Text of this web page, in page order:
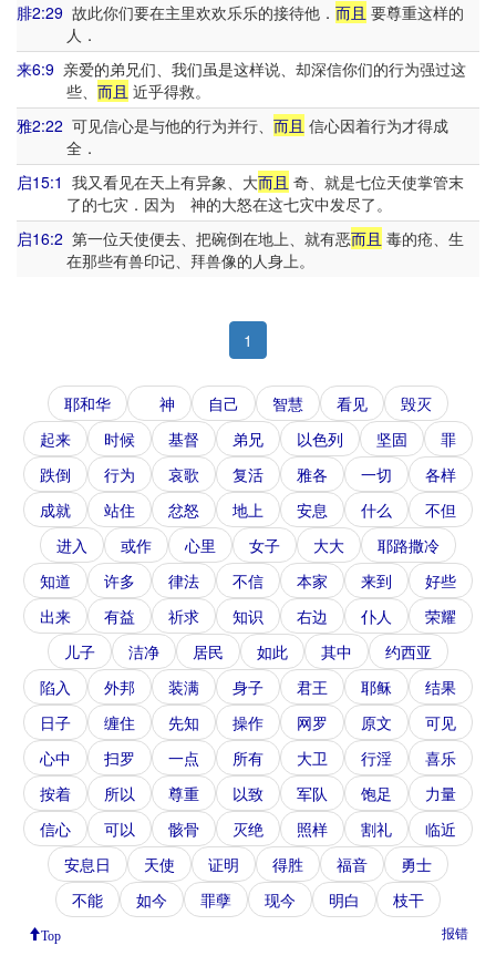
腓2:29 故此你们要在主里欢欢乐乐的接待他． 而且 要尊重这样的
人．
来6:9 亲爱的弟兄们、我们虽是这样说、却深信你们的行为强过这
些、 而且 近乎得救。
雅2:22 可见信心是与他的行为并行、 而且 信心因着行为才得成
全．
启15:1 我又看见在天上有异象、大而且 奇、就是七位天使掌管末
了的七灾．因为 神的大怒在这七灾中发尽了。
启16:2 第一位天使便去、把碗倒在地上、就有恶而且 毒的疮、生
在那些有兽印记、拜兽像的人身上。
1
耶和华 神 自己 智慧 看见
毁灭
起来
时候 基督 弟兄 以色列 坚固
罪
跌倒
行为 哀歌 复活 雅各 一切
各样
成就
站住 忿怒 地上 安息 什么
不但
进入
或作 心里 女子 大大
耶路撒冷
知道
许多 律法 不信 本家 来到
好些
出来
有益 祈求 知识 右边 仆人
荣耀
儿子
洁净 居民 如此 其中
约西亚
陷入
外邦 装满 身子 君王 耶稣
结果
日子
缠住 先知 操作 网罗 原文
可见
心中
扫罗 一点 所有 大卫 行淫
喜乐
按着
所以 尊重 以致 军队 饱足
力量
信心
可以 骸骨 灭绝 照样 割礼
临近
安息日
天使 证明 得胜 福音
勇士
不能
如今 罪孽 现今 明白 枝干
Top 报错